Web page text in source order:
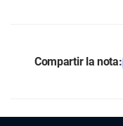
Compartir la nota: